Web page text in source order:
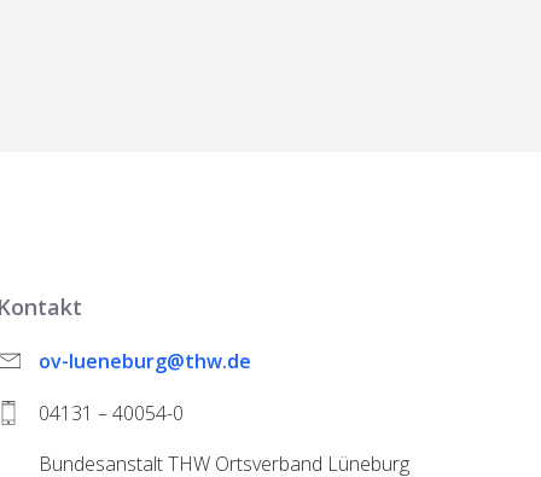
Kontakt
ov-lueneburg@thw.de
04131 – 40054-0
Bundesanstalt THW Ortsverband Lüneburg